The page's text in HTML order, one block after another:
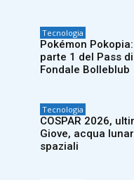
Tecnologia
Pokémon
parte 1 del Pass
Fondale Bolleblub
Tecnologia
COSPAR 2026,
Giove, acqua
spaziali